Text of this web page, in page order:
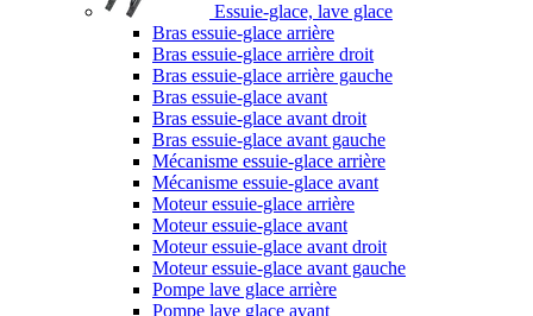
Essuie-glace, lave glace
Bras essuie-glace arrière
Bras essuie-glace arrière droit
Bras essuie-glace arrière gauche
Bras essuie-glace avant
Bras essuie-glace avant droit
Bras essuie-glace avant gauche
Mécanisme essuie-glace arrière
Mécanisme essuie-glace avant
Moteur essuie-glace arrière
Moteur essuie-glace avant
Moteur essuie-glace avant droit
Moteur essuie-glace avant gauche
Pompe lave glace arrière
Pompe lave glace avant